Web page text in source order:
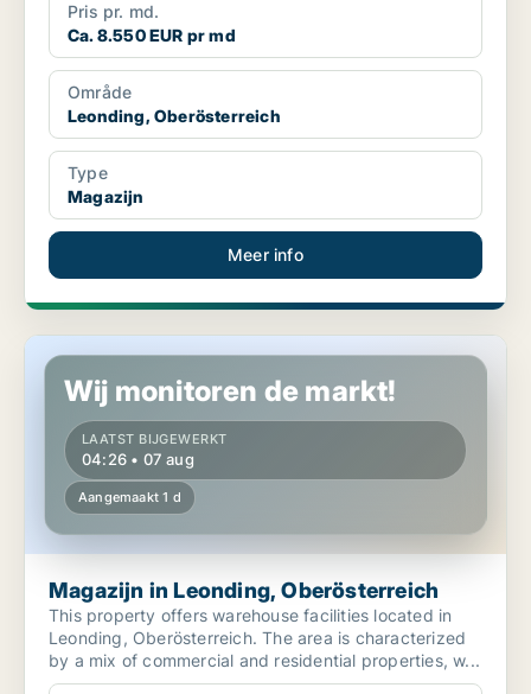
Pris pr. md.
Ca. 8.550 EUR pr md
Område
Leonding, Oberösterreich
Type
Magazijn
Meer info
Magazijn in Leonding, Oberösterreich
Wij monitoren de markt!
LAATST BIJGEWERKT
04:26 • 07 aug
Aangemaakt 1 d
Magazijn in Leonding, Oberösterreich
This property offers warehouse facilities located in
Leonding, Oberösterreich. The area is characterized
by a mix of commercial and residential properties, w...